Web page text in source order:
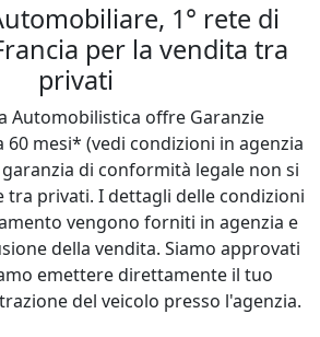
1° rete di
per la vendita tra
privati
Automobilistica offre Garanzie
60 mesi* (vedi condizioni in agenzia
garanzia di conformità legale non si
tra privati. I dettagli delle condizioni
vengono forniti in agenzia e
della vendita. Siamo approvati
emettere direttamente il tuo
del veicolo presso l'agenzia.